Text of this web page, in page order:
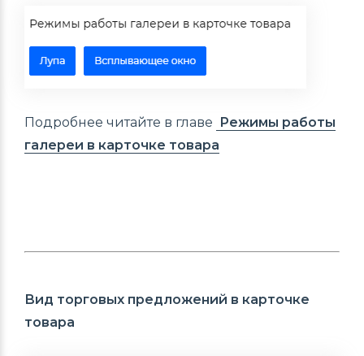
Подробнее читайте в главе Режимы работы
галереи в карточке товарa
Вид торговых предложений в карточке
товара